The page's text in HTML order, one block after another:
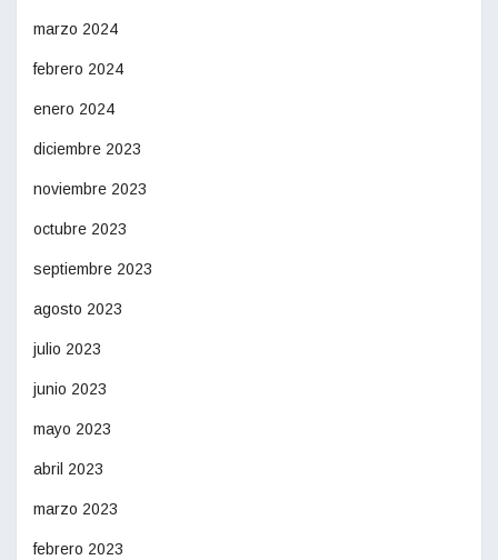
marzo 2024
febrero 2024
enero 2024
diciembre 2023
noviembre 2023
octubre 2023
septiembre 2023
agosto 2023
julio 2023
junio 2023
mayo 2023
abril 2023
marzo 2023
febrero 2023